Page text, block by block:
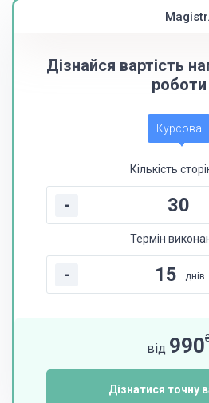
Дізнайся вартість
роботи
Курсова
Кількість
-
Термін
- днів
від 990
Дізнатися точну